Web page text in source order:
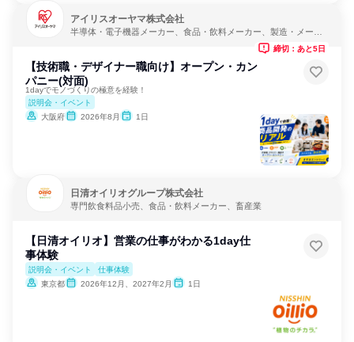
アイリスオーヤマ株式会社
半導体・電子機器メーカー、食品・飲料メーカー、製造・メーカ
【技術職・デザイナー職向け】オープン・カン
パニー(対面)
1dayでモノづくりの極意を経験！
説明会・イベント
大阪府
2026年8月 1日
締切：あと5日
日清オイリオグループ株式会社
専門飲食料品小売、食品・飲料メーカー、畜産業
【日清オイリオ】営業の仕事がわかる1day仕
事体験
説明会・イベント
仕事体験
東京都
2026年12月、2027年2月 1日